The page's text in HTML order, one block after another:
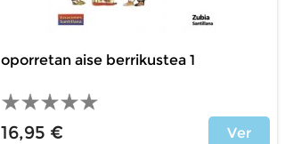
oporretan aise berrikustea 1
16,95 € Ver